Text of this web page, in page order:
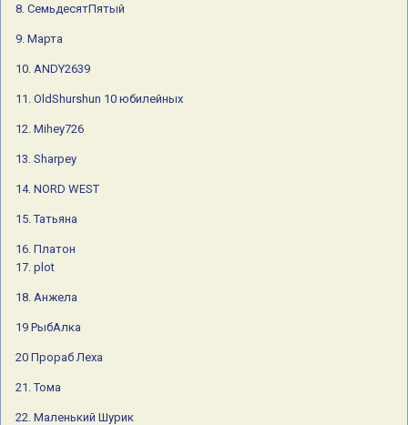
8. СемьдесятПятый
9. Марта
10. ANDY2639
11. OldShurshun 10 юбилейных
12. Mihey726
13. Sharpey
14. NORD WEST
15. Татьяна
16. Платон
17. plot
18. Анжела
19 РыбАлка
20 Прораб Леха
21. Тома
22. Маленький Шурик